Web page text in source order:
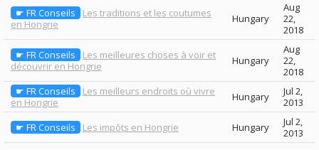
☛ FR Conseils
Les traditions et les coutumes
en Hongrie
Hungary
Aug
22,
2018
☛ FR Conseils
Les meilleures choses à voir et
découvrir en Hongrie
Hungary
Aug
22,
2018
☛ FR Conseils
Les meilleurs endroits où vivre
en Hongrie
Hungary
Jul 2,
2013
☛ FR Conseils
Les impôts en Hongrie Hungary
Jul 2,
2013